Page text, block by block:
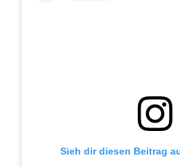
Sieh dir diesen Beitrag